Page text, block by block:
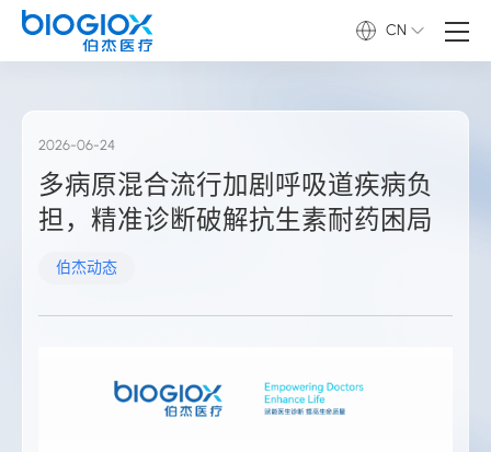
CN
2026-06-24
多病原混合流行加剧呼吸道疾病负
担，精准诊断破解抗生素耐药困局
伯杰动态